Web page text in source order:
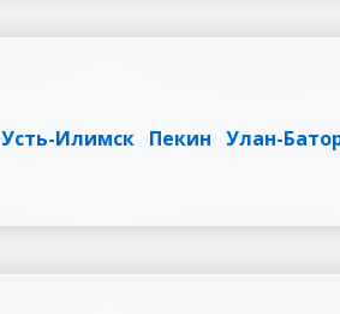
Усть-Илимск Пекин Улан-